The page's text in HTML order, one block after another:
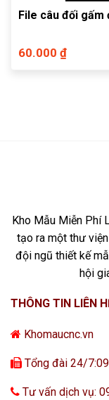
File câu đối gấm
60.000 ₫
Kho Mẫu Miễn Phí
tạo ra một thư
đội ngũ thiết kế
hội
THÔNG TIN LIÊN
Khomaucnc.vn
Tổng đài 24/
Tư vấn dịch vụ: